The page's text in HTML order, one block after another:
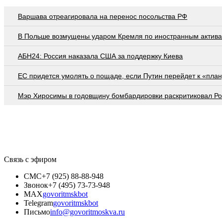
Варшава отреагировала на перенос посольства РФ
В Польше возмущены ударом Кремля по иностранным
АБН24: Россия наказала США за поддержку Киева
EC придется умолять о пощаде, если Путин перейдет к
Мэр Хиросимы в годовщину бомбардировки раскритиковал
Связь с эфиром
СМС+7 (925) 88-88-948
Звонок+7 (495) 73-73-948
MAXgovoritmskbot
Telegramgovoritmskbot
Письмоinfo@govoritmoskva.ru